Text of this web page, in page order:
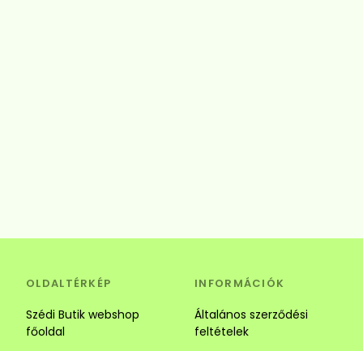
OLDALTÉRKÉP
Szédi Butik webshop
főoldal
INFORMÁCIÓK
Általános szerződési
feltételek